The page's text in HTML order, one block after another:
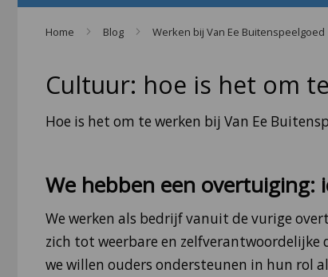
Home Blog Werken bij Van Ee Buitenspeelgoed
Cultuur: hoe is het om
Hoe is het om te werken bij Van Ee
We hebben een overtuiging:
We werken als bedrijf vanuit de vurige
zich tot weerbare en
we willen ouders ondersteunen in hun rol